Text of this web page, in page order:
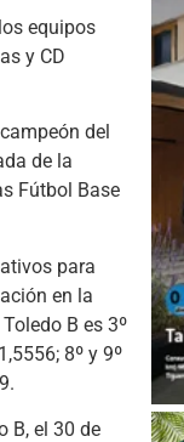
equipos
y CD
del
de la
Fútbol Base
para
en la
B es 3º
8º y 9º
B, el 30 de